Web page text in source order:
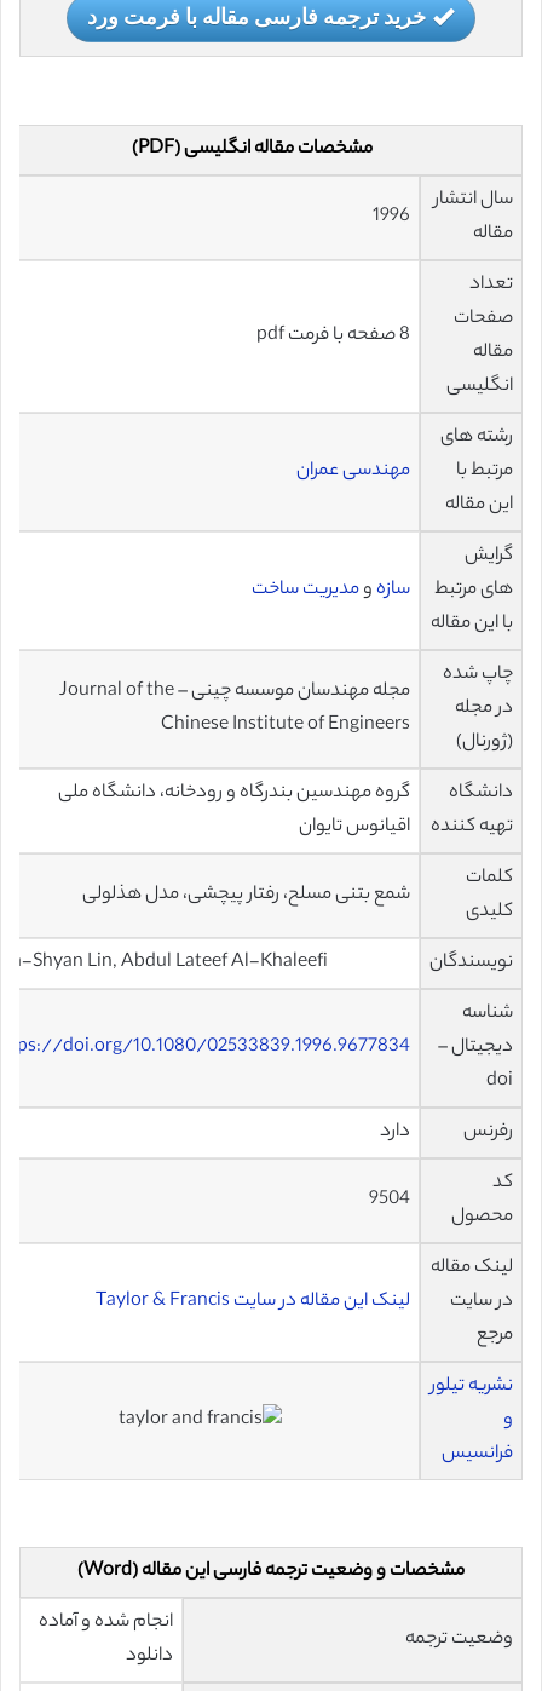
خرید ترجمه فارسی مقاله با فرمت ورد
مشخصات مقاله انگلیسی (PDF)
سال انتشار
مقاله
1996
تعداد
صفحات
مقاله
انگلیسی
8 صفحه با فرمت pdf
رشته های
مرتبط با
این مقاله
مهندسی عمران
گرایش
های مرتبط
با این مقاله
سازه ومدیریت ساخت
چاپ شده
در مجله
(ژورنال)
مجله مهندسان موسسه چینی – Journal of the
Chinese Institute of Engineers
دانشگاه
تهیه کننده
گروه مهندسین بندرگاه و رودخانه، دانشگاه ملی
اقیانوس تایوان
کلمات
کلیدی
شمع بتنی مسلح، رفتار پیچشی، مدل هذلولی
نویسندگان
Shyan Lin, Abdul Lateef Al-Khaleefi
شناسه
دیجیتال –
doi
doi.org/10.1080/02533839.1996.9677834
رفرنس
دارد
کد
محصول
9504
لینک مقاله
در سایت
مرجع
لینک این مقاله در سایت Taylor & Francis
نشریه تیلور
و
فرانسیس
مشخصات و وضعیت ترجمه فارسی این مقاله (Word)
وضعیت ترجمه
انجام شده و آماده
دانلود